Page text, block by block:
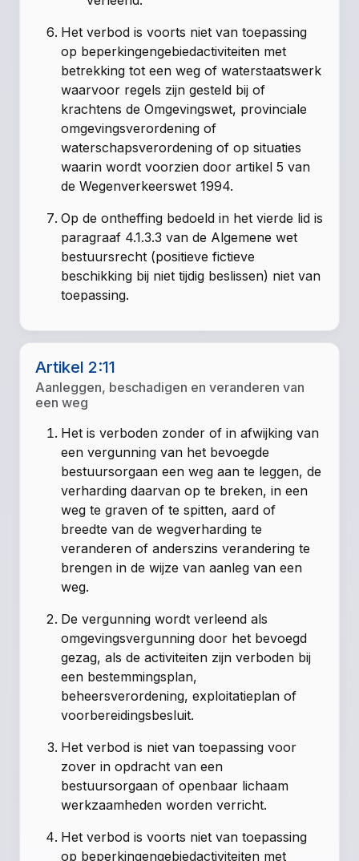
Het verbod is voorts niet van toepassing
op beperkingengebiedactiviteiten met
betrekking tot een weg of waterstaatswerk
waarvoor regels zijn gesteld bij of
krachtens de Omgevingswet, provinciale
omgevingsverordening of
waterschapsverordening of op situaties
waarin wordt voorzien door artikel 5 van
de Wegenverkeerswet 1994.
Op de ontheffing bedoeld in het vierde lid is
paragraaf 4.1.3.3 van de Algemene wet
bestuursrecht (positieve fictieve
beschikking bij niet tijdig beslissen) niet van
toepassing.
Artikel 2:11
Aanleggen, beschadigen en veranderen van
een weg
Het is verboden zonder of in afwijking van
een vergunning van het bevoegde
bestuursorgaan een weg aan te leggen, de
verharding daarvan op te breken, in een
weg te graven of te spitten, aard of
breedte van de wegverharding te
veranderen of anderszins verandering te
brengen in de wijze van aanleg van een
weg.
De vergunning wordt verleend als
omgevingsvergunning door het bevoegd
gezag, als de activiteiten zijn verboden bij
een bestemmingsplan,
beheersverordening, exploitatieplan of
voorbereidingsbesluit.
Het verbod is niet van toepassing voor
zover in opdracht van een
bestuursorgaan of openbaar lichaam
werkzaamheden worden verricht.
Het verbod is voorts niet van toepassing
op beperkingengebiedactiviteiten met